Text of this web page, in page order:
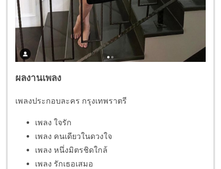
ผลงานเพลง
เพลงประกอบละคร กรุงเทพราตรี
เพลง ใจรัก
เพลง คนเดียวในดวงใจ
เพลง หนึ่งมิตรชิดใกล้
เพลง รักเธอเสมอ